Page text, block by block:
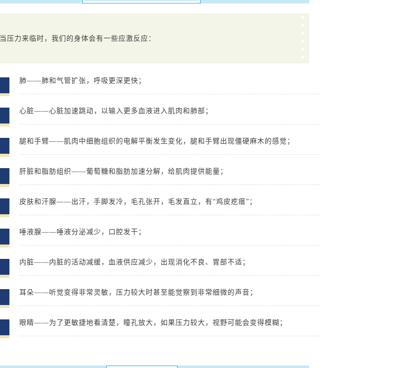
当压力来临时，我们的身体会有一些应激反应：
肺——肺和气管扩张，呼吸更深更快；
心脏——心脏加速跳动，以输入更多血液进入肌肉和肺部；
腿和手臂——肌肉中细胞组织的电解平衡发生变化，腿和手臂出现僵硬麻木的感觉；
肝脏和脂肪组织——葡萄糖和脂肪加速分解，给肌肉提供能量；
皮肤和汗腺——出汗，手脚发冷，毛孔张开，毛发直立，有“鸡皮疙瘩”；
唾液腺——唾液分泌减少，口腔发干；
内脏——内脏的活动减缓，血液供应减少，出现消化不良、胃部不适；
耳朵——听觉变得非常灵敏，压力较大时甚至能觉察到非常细微的声音；
眼睛——为了更敏捷地看清楚，瞳孔放大，如果压力较大，视野可能会变得模糊；